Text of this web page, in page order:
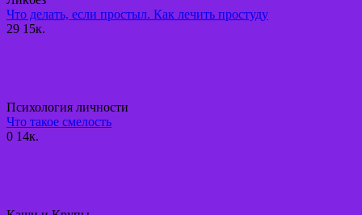
Что делать, если простыл. Как лечить простуду
29 15к.
Психология личности
Что такое смелость
0 14к.